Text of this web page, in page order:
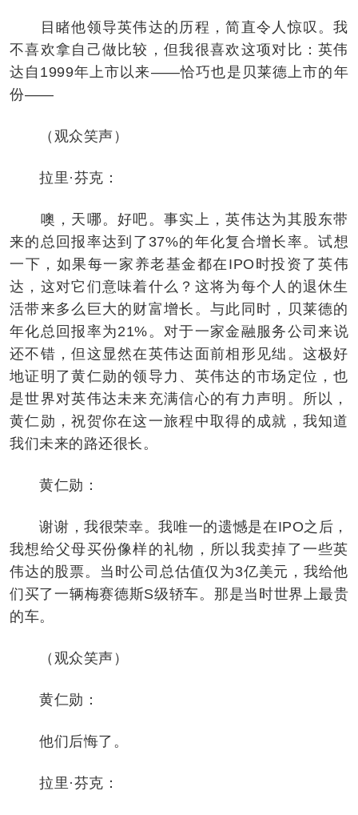
目睹他领导英伟达的历程，简直令人惊叹。我
不喜欢拿自己做比较，但我很喜欢这项对比：英伟
达自1999年上市以来——恰巧也是贝莱德上市的年
份——
（观众笑声）
拉里·芬克：
噢，天哪。好吧。事实上，英伟达为其股东带
来的总回报率达到了37%的年化复合增长率。试想
一下，如果每一家养老基金都在IPO时投资了英伟
达，这对它们意味着什么？这将为每个人的退休生
活带来多么巨大的财富增长。与此同时，贝莱德的
年化总回报率为21%。对于一家金融服务公司来说
还不错，但这显然在英伟达面前相形见绌。这极好
地证明了黄仁勋的领导力、英伟达的市场定位，也
是世界对英伟达未来充满信心的有力声明。所以，
黄仁勋，祝贺你在这一旅程中取得的成就，我知道
我们未来的路还很长。
黄仁勋：
谢谢，我很荣幸。我唯一的遗憾是在IPO之后，
我想给父母买份像样的礼物，所以我卖掉了一些英
伟达的股票。当时公司总估值仅为3亿美元，我给他
们买了一辆梅赛德斯S级轿车。那是当时世界上最贵
的车。
（观众笑声）
黄仁勋：
他们后悔了。
拉里·芬克：